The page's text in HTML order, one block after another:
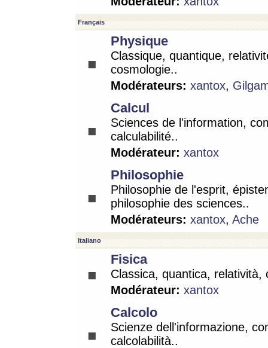
Français
Physique
Classique, quantique,
cosmologie..
Modérateurs: xantox,
Calcul
Sciences de l'information,
calculabilité..
Modérateur: xantox
Philosophie
Philosophie de l'esprit,
philosophie des sciences..
Modérateurs: xantox, Ache
Italiano
Fisica
Classica, quantica, relatività,
Modérateur: xantox
Calcolo
Scienze dell'informazione,
calcolabilità..